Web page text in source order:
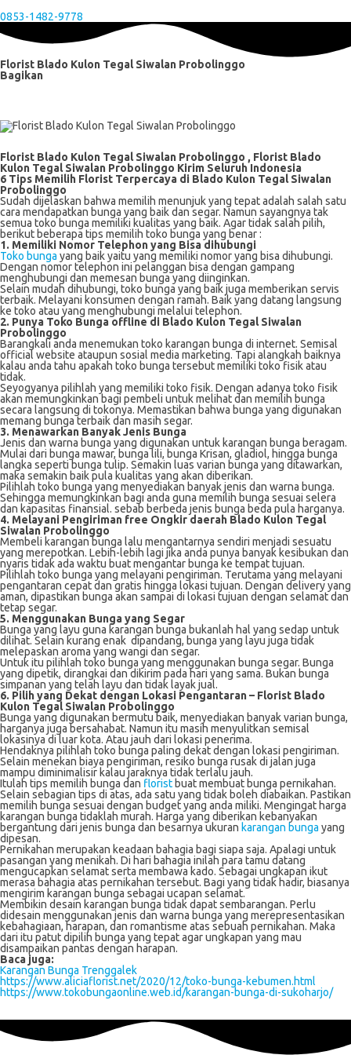
0853-1482-9778
Florist Blado Kulon Tegal Siwalan Probolinggo
Bagikan
Florist Blado Kulon Tegal Siwalan Probolinggo , Florist Blado
Kulon Tegal Siwalan Probolinggo Kirim Seluruh Indonesia
6 Tips Memilih Florist Terpercaya di Blado Kulon Tegal Siwalan
Probolinggo
Sudah dijelaskan bahwa memilih menunjuk yang tepat adalah salah satu
cara mendapatkan bunga yang baik dan segar. Namun sayangnya tak
semua toko bunga memiliki kualitas yang baik. Agar tidak salah pilih,
berikut beberapa tips memilih toko bunga yang benar :
1. Memiliki Nomor Telephon yang Bisa dihubungi
Toko bunga yang baik yaitu yang memiliki nomor yang bisa dihubungi.
Dengan nomor telephon ini pelanggan bisa dengan gampang
menghubungi dan memesan bunga yang diinginkan.
Selain mudah dihubungi, toko bunga yang baik juga memberikan servis
terbaik. Melayani konsumen dengan ramah. Baik yang datang langsung
ke toko atau yang menghubungi melalui telephon.
2. Punya Toko Bunga offline di Blado Kulon Tegal Siwalan
Probolinggo
Barangkali anda menemukan toko karangan bunga di internet. Semisal
official website ataupun sosial media marketing. Tapi alangkah baiknya
kalau anda tahu apakah toko bunga tersebut memiliki toko fisik atau
tidak.
Seyogyanya pilihlah yang memiliki toko fisik. Dengan adanya toko fisik
akan memungkinkan bagi pembeli untuk melihat dan memilih bunga
secara langsung di tokonya. Memastikan bahwa bunga yang digunakan
memang bunga terbaik dan masih segar.
3. Menawarkan Banyak Jenis Bunga
Jenis dan warna bunga yang digunakan untuk karangan bunga beragam.
Mulai dari bunga mawar, bunga lili, bunga Krisan, gladiol, hingga bunga
langka seperti bunga tulip. Semakin luas varian bunga yang ditawarkan,
maka semakin baik pula kualitas yang akan diberikan.
Pilihlah toko bunga yang menyediakan banyak jenis dan warna bunga.
Sehingga memungkinkan bagi anda guna memilih bunga sesuai selera
dan kapasitas finansial. sebab berbeda jenis bunga beda pula harganya.
4. Melayani Pengiriman free Ongkir daerah Blado Kulon Tegal
Siwalan Probolinggo
Membeli karangan bunga lalu mengantarnya sendiri menjadi sesuatu
yang merepotkan. Lebih-lebih lagi jika anda punya banyak kesibukan dan
nyaris tidak ada waktu buat mengantar bunga ke tempat tujuan.
Pilihlah toko bunga yang melayani pengiriman. Terutama yang melayani
pengantaran cepat dan gratis hingga lokasi tujuan. Dengan delivery yang
aman, dipastikan bunga akan sampai di lokasi tujuan dengan selamat dan
tetap segar.
5. Menggunakan Bunga yang Segar
Bunga yang layu guna karangan bunga bukanlah hal yang sedap untuk
dilihat. Selain kurang enak dipandang, bunga yang layu juga tidak
melepaskan aroma yang wangi dan segar.
Untuk itu pilihlah toko bunga yang menggunakan bunga segar. Bunga
yang dipetik, dirangkai dan dikirim pada hari yang sama. Bukan bunga
simpanan yang telah layu dan tidak layak jual.
6. Pilih yang Dekat dengan Lokasi Pengantaran – Florist Blado
Kulon Tegal Siwalan Probolinggo
Bunga yang digunakan bermutu baik, menyediakan banyak varian bunga,
harganya juga bersahabat. Namun itu masih menyulitkan semisal
lokasinya di luar kota. Atau jauh dari lokasi penerima.
Hendaknya pilihlah toko bunga paling dekat dengan lokasi pengiriman.
Selain menekan biaya pengiriman, resiko bunga rusak di jalan juga
mampu diminimalisir kalau jaraknya tidak terlalu jauh.
Itulah tips memilih bunga dan florist buat membuat bunga pernikahan.
Selain sebagian tips di atas, ada satu yang tidak boleh diabaikan. Pastikan
memilih bunga sesuai dengan budget yang anda miliki. Mengingat harga
karangan bunga tidaklah murah. Harga yang diberikan kebanyakan
bergantung dari jenis bunga dan besarnya ukuran karangan bunga yang
dipesan.
Pernikahan merupakan keadaan bahagia bagi siapa saja. Apalagi untuk
pasangan yang menikah. Di hari bahagia inilah para tamu datang
mengucapkan selamat serta membawa kado. Sebagai ungkapan ikut
merasa bahagia atas pernikahan tersebut. Bagi yang tidak hadir, biasanya
mengirim karangan bunga sebagai ucapan selamat.
Membikin desain karangan bunga tidak dapat sembarangan. Perlu
didesain menggunakan jenis dan warna bunga yang merepresentasikan
kebahagiaan, harapan, dan romantisme atas sebuah pernikahan. Maka
dari itu patut dipilih bunga yang tepat agar ungkapan yang mau
disampaikan pantas dengan harapan.
Baca juga:
Karangan Bunga Trenggalek
https://www.aliciaflorist.net/2020/12/toko-bunga-kebumen.html
https://www.tokobungaonline.web.id/karangan-bunga-di-sukoharjo/